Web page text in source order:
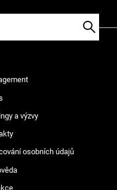
a výzvy
osobních údajů